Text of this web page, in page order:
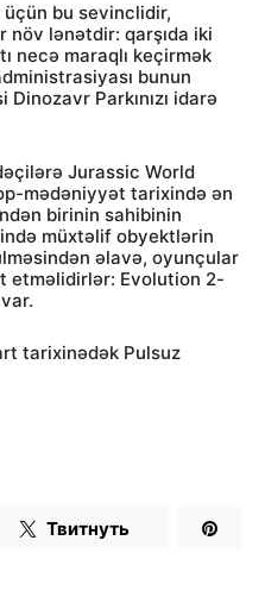
bu sevinclidir,
növ lənətdir: qarşıda iki
necə maraqlı keçirmək
bunun
Parkınızı idarə
Jurassic World
mədəniyyət tarixində ən
birinin sahibinin
müxtəlif obyektlərin
əlavə, oyunçular
etməlidirlər: Evolution 2-
tarixinədək Pulsuz
Твитнуть